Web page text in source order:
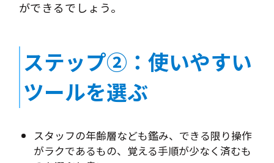
ができるでしょう。
ステップ②：使いやすい
ツールを選ぶ
スタッフの年齢層なども鑑み、できる限り操作
がラクであるもの、覚える手順が少なく済むも